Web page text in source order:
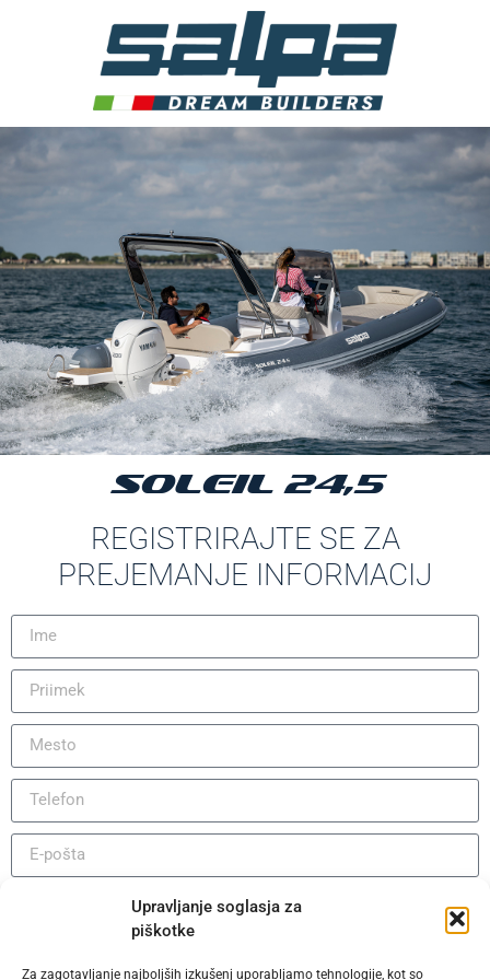
Upravljanje soglasja za
piškotke
Za zagotavljanje najboljših izkušenj uporabljamo tehnologije, kot so
SOLEIL 24,5
REGISTRIRAJTE SE ZA
PREJEMANJE INFORMACIJ
IZJAVA O ODŠKODNINI ZA OBISK NA KROVU IN/ALI
PREIZKUS NA MORJU
Português (AO90)